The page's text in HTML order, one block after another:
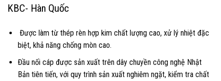
KBC- Hàn Quốc
Được làm từ thép rèn hợp kim chất lượng cao, xử lý nhiệt đặc
biệt, khả năng chống mòn cao.
Đầu nối cáp được sản xuất trên dây chuyền công nghệ Nhật
Bản tiên tiến, với quy trình sản xuất nghiêm ngặt, kiểm tra chất